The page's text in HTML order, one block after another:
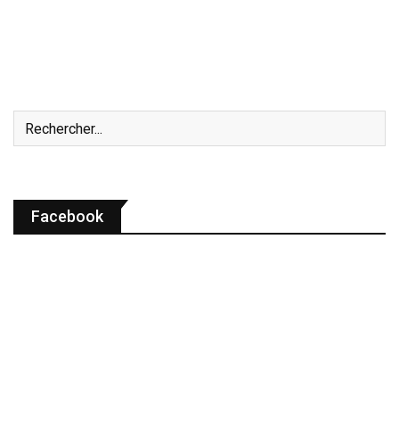
Facebook